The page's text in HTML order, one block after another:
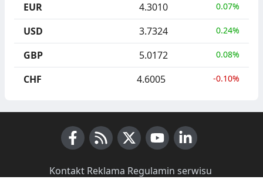
EUR
4.3010 0.07%
USD 3.7324 0.24%
GBP 5.0172 0.08%
CHF 4.6005 -0.10%
Kontakt· Reklama Regulamin serwisu